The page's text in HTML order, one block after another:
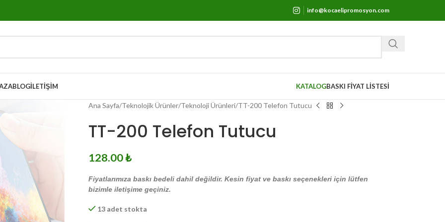
info@kocaelipromosyon.com
BLOGİLETIŞIM KATALOGBASKI FİYAT LİSTESİ
Ana Sayfa Teknolojik Ürünler Teknoloji Ürünleri TT-200 Telefon Tutucu
TT-200 Telefon Tutucu
128.00₺
Fiyatlarımıza baskı bedeli dahil değildir. Kesin fiyat ve baskı seçenekleri için lütfen
bizimle iletişime geçiniz.
13 adet stokta